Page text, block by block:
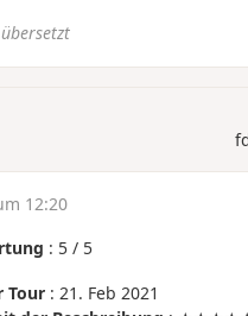
12:20
: 5 / 5
Tour : 21. Feb 2021